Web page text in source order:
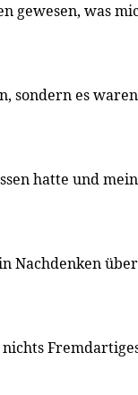
gewesen, was
sondern es
hatte und
Nachdenken